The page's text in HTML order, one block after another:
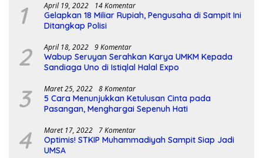
1 April 19, 2022 14 Komentar
Gelapkan 18 Miliar Rupiah, Pengusaha di Sampit Ini
Ditangkap Polisi
2 April 18, 2022 9 Komentar
Wabup Seruyan Serahkan Karya UMKM Kepada
Sandiaga Uno di Istiqlal Halal Expo
3 Maret 25, 2022 8 Komentar
5 Cara Menunjukkan Ketulusan Cinta pada
Pasangan, Menghargai Sepenuh Hati
4 Maret 17, 2022 7 Komentar
Optimis! STKIP Muhammadiyah Sampit Siap Jadi
UMSA